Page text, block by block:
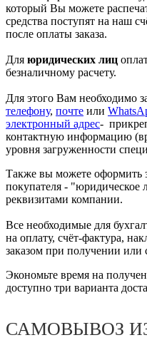
который Вы можете
средства поступят на наш
после оплаты заказа.
Для юридических лиц
безналичному расчету.
Для этого Вам необходимо
телефону, почте или
электронный адрес-
контактную информацию
уровня загруженности
Также вы можете оформить
покупателя - "юридическое
реквизитами компании.
Все необходимые для
на оплату, счёт-фактура,
заказом при получении или
Экономьте время на
доступно три варианта
САМОВЫВОЗ